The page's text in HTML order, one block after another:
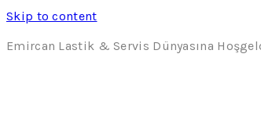
Skip to content
Emircan Lastik & Servis Dünyasına